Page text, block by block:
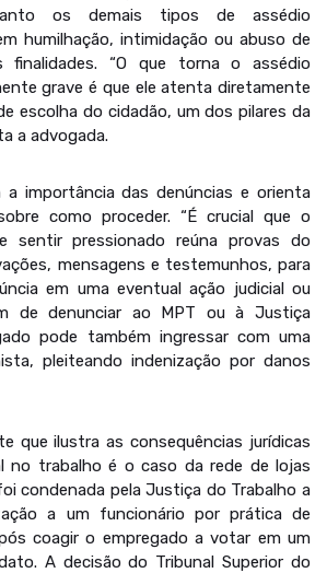
os demais tipos de assédio
humilhação, intimidação ou abuso de
finalidades. “O que torna o assédio
grave é que ele atenta diretamente
escolha do cidadão, um dos pilares da
a advogada.
a importância das denúncias e orienta
como proceder. “É crucial que o
sentir pressionado reúna provas do
mensagens e testemunhos, para
em uma eventual ação judicial ou
de denunciar ao MPT ou à Justiça
pode também ingressar com uma
pleiteando indenização por danos
que ilustra as consequências jurídicas
no trabalho é o caso da rede de lojas
condenada pela Justiça do Trabalho a
a um funcionário por prática de
coagir o empregado a votar em um
A decisão do Tribunal Superior do